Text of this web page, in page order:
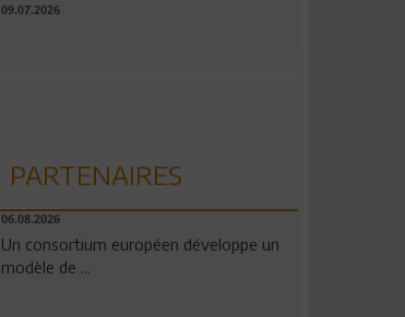
09.07.2026
PARTENAIRES
06.08.2026
Un consortium européen développe un
modèle de ...